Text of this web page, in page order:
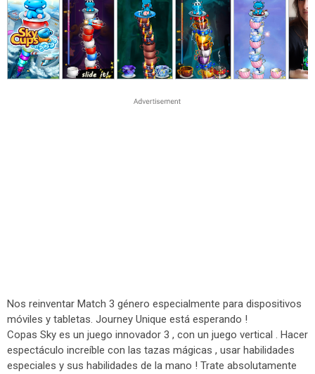
Nos reinventar Match 3 género especialmente para dispositivos
móviles y tabletas. Journey Unique está esperando !
Copas Sky es un juego innovador 3 , con un juego vertical . Hacer
espectáculo increíble con las tazas mágicas , usar habilidades
especiales y sus habilidades de la mano ! Trate absolutamente